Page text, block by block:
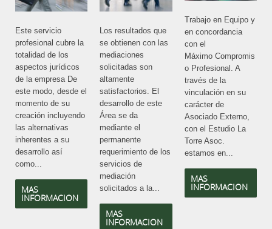
Este servicio
profesional cubre la
totalidad de los
aspectos jurídicos
de la empresa De
este modo, desde el
momento de su
creación incluyendo
las alternativas
inherentes a su
desarrollo así
como...
MAS
INFORMACION
Los resultados que
se obtienen con las
mediaciones
solicitadas son
altamente
satisfactorios. El
desarrollo de este
Área se da
mediante el
permanente
requerimiento de los
servicios de
mediación
solicitados a la...
MAS
INFORMACION
Trabajo en Equipo y
en concordancia
con el
Máximo Compromis
o Profesional. A
través de la
vinculación en su
carácter de
Asociado Externo,
con el Estudio La
Torre Asoc.
estamos en...
MAS
INFORMACION